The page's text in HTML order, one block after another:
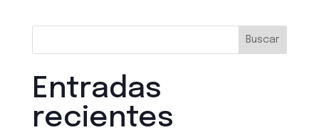
Buscar
Entradas
recientes